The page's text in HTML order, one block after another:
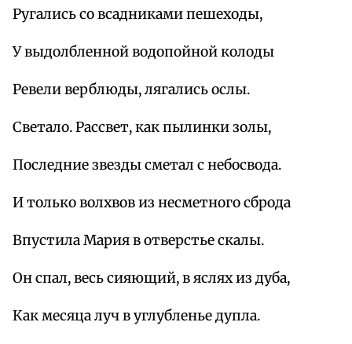
Ругались со всадниками пешеходы,
У выдолбленной водопойной колоды
Ревели верблюды, лягались ослы.
Светало. Рассвет, как пылинки золы,
Последние звезды сметал с небосвода.
И только волхвов из несметного сброда
Впустила Мария в отверстье скалы.
Он спал, весь сияющий, в яслях из дуба,
Как месяца луч в углубленье дупла.